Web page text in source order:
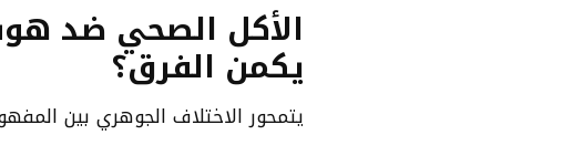
الأكل الصحي ضد
يكمن الفرق؟
يتمحور الاختلاف الجوهري بين